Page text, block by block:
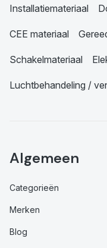
Installatiemateriaal
CEE materiaal
Schakelmateriaal
Luchtbehandeling /
Algemeen
Categorieën
Merken
Blog